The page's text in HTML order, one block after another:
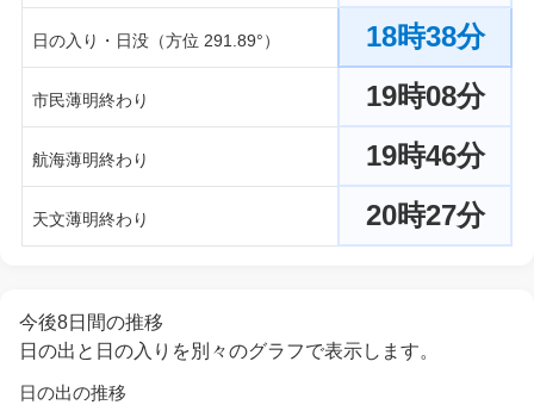
日の入り・日没（方位 291.89°） 18時38分
市民薄明終わり 19時08分
航海薄明終わり 19時46分
天文薄明終わり 20時27分
今後8日間の推移
日の出と日の入りを別々のグラフで表示します。
日の出の推移